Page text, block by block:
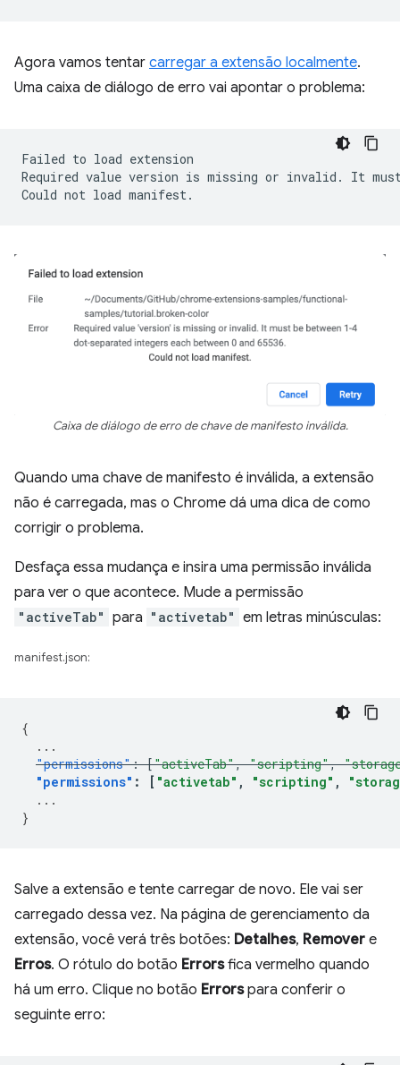
Agora vamos tentar carregar a extensão localmente.
Uma caixa de diálogo de erro vai apontar o problema:
Failed to load extension
Required value version is missing or invalid. It
Could not load
Caixa de diálogo de erro de chave de manifesto inválida.
Quando uma chave de manifesto é inválida, a extensão
não é carregada, mas o Chrome dá uma dica de como
corrigir o problema.
Desfaça essa mudança e insira uma permissão inválida
para ver o que acontece. Mude a permissão
"activeTab" para "activetab" em letras minúsculas:
manifest.json:
{
...
"permissions": ["activeTab", "scripting",
"permissions" : [ "activetab" , "scripting" ,
...
}
Salve a extensão e tente carregar de novo. Ele vai ser
carregado dessa vez. Na página de gerenciamento da
extensão, você verá três botões: Detalhes, Remover e
Erros. O rótulo do botão Errorsfica vermelho quando
há um erro. Clique no botão Errorspara conferir o
seguinte erro: